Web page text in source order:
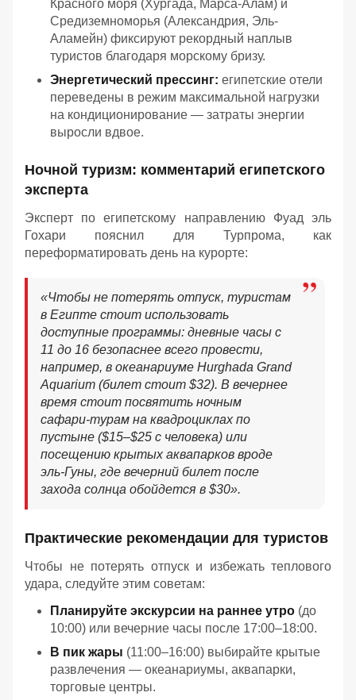
Красного моря (Хургада, Марса-Алам) и
Средиземноморья (Александрия, Эль-
Аламейн) фиксируют рекордный наплыв
туристов благодаря морскому бризу.
Энергетический прессинг: египетские отели
переведены в режим максимальной нагрузки
на кондиционирование — затраты энергии
выросли вдвое.
Ночной туризм: комментарий египетского
эксперта
Эксперт по египетскому направлению Фуад эль
Гохари пояснил для Турпрома, как
переформатировать день на курорте:
«Чтобы не потерять отпуск, туристам
в Египте стоит использовать
доступные программы: дневные часы с
11 до 16 безопаснее всего провести,
например, в океанариуме Hurghada Grand
Aquarium (билет стоит $32). В вечернее
время стоит посвятить ночным
сафари-турам на квадроциклах по
пустыне ($15–$25 с человека) или
посещению крытых аквапарков вроде
эль-Гуны, где вечерний билет после
захода солнца обойдется в $30».
Практические рекомендации для туристов
Чтобы не потерять отпуск и избежать теплового
удара, следуйте этим советам:
Планируйте экскурсии на раннее утро (до
10:00) или вечерние часы после 17:00–18:00.
В пик жары (11:00–16:00) выбирайте крытые
развлечения — океанариумы, аквапарки,
торговые центры.